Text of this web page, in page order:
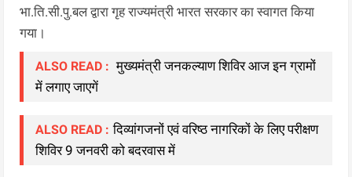
भा.ति.सी.पु.बल द्वारा गृह राज्यमंत्री भारत सरकार का स्वागत किया
गया।
ALSO READ : मुख्यमंत्री जनकल्याण शिविर आज इन ग्रामों
में लगाए जाएगें
ALSO READ : दिव्यांगजनों एवं वरिष्ठ नागरिकों के लिए परीक्षण
शिविर 9 जनवरी को बदरवास में